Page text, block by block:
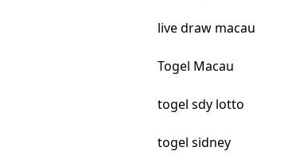
live draw macau
Togel Macau
togel sdy lotto
togel sidney